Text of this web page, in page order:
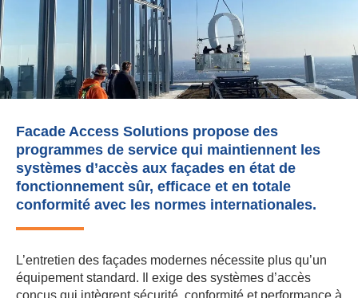
Facade Access Solutions propose des
programmes de service qui maintiennent les
systèmes d’accès aux façades en état de
fonctionnement sûr, efficace et en totale
conformité avec les normes internationales.
L’entretien des façades modernes nécessite plus qu’un
équipement standard. Il exige des systèmes d’accès
conçus qui intègrent sécurité, conformité et performance à